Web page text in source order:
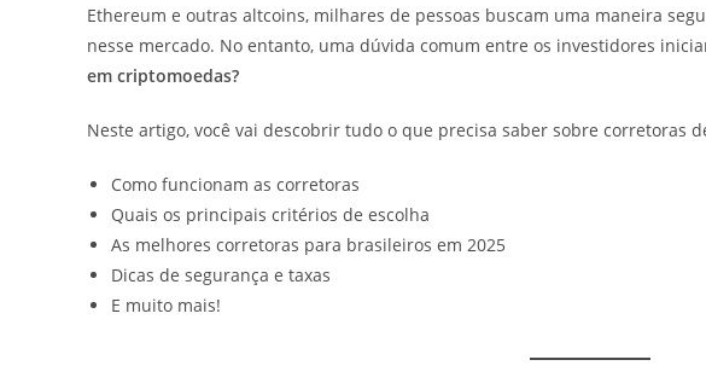
Ethereum e outras altcoins, milhares de pessoas buscam uma maneira
nesse mercado. No entanto, uma dúvida comum entre os investidores
em criptomoedas?
Neste artigo, você vai descobrir tudo o que precisa saber sobre corretoras
Como funcionam as corretoras
Quais os principais critérios de escolha
As melhores corretoras para brasileiros em 2025
Dicas de segurança e taxas
E muito mais!